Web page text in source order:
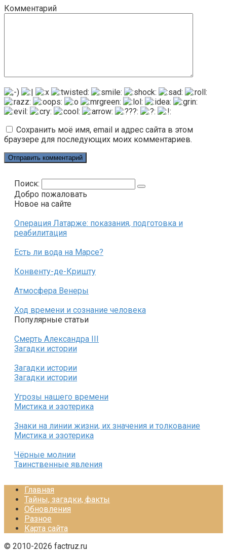
Комментарий
Сохранить моё имя, email и адрес сайта в этом
браузере для последующих моих комментариев.
Поиск:
Добро пожаловать
Новое на сайте
Операция Латарже: показания, подготовка и
реабилитация
Есть ли вода на Марсе?
Конвенту-де-Кришту
Атмосфера Венеры
Ход времени и сознание человека
Популярные статьи
Смерть Александра III
Загадки истории
Загадки истории
Загадки истории
Угрозы нашего времени
Мистика и эзотерика
Знаки на линии жизни, их значения и толкование
Мистика и эзотерика
Чёрные молнии
Таинственные явления
Главная
Тайны, загадки, факты
Обновления
Разное
Карта сайта
© 2010-2026 factruz.ru